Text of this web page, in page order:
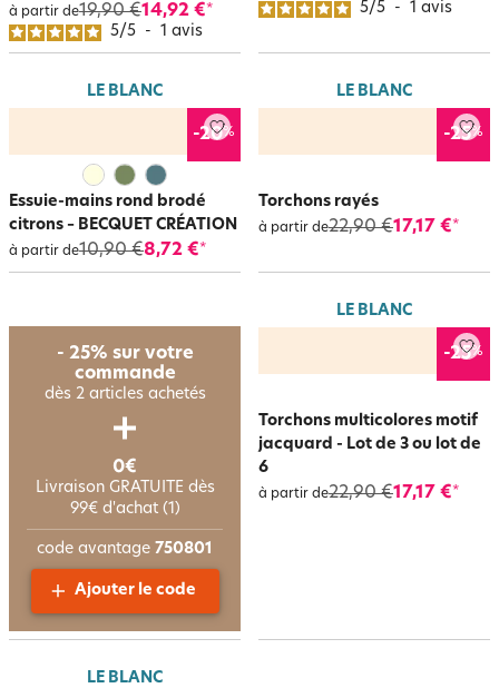
à partir de19,90 €14,92 €*
5/5 - 1 avis
5/5 - 1 avis
LE BLANC
-20%
Essuie-mains rond brodé
citrons – BECQUET CRÉATION
à partir de10,90 €8,72 €*
LE BLANC
-25%
Torchons rayés
à partir de22,90 €17,17 €*
LE BLANC
-25%
Torchons multicolores motif
jacquard - Lot de 3 ou lot de
6
à partir de22,90 €17,17 €*
LE BLANC
- 25% sur votre
commande
dès 2 articles achetés
0€
Livraison GRATUITE dès
99€ d'achat (1)
code avantage 750801
Ajouter le code